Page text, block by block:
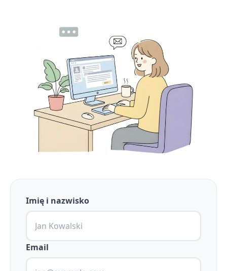
Imię i nazwisko
Email